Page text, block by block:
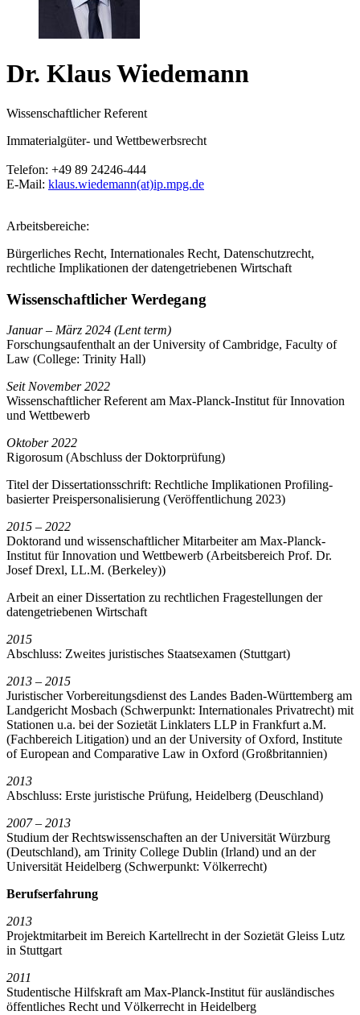
Dr. Klaus Wiedemann
Wissenschaftlicher Referent
Immaterialgüter- und Wettbewerbsrecht
Telefon: +49 89 24246-444
E-Mail: klaus.wiedemann(at)ip.mpg.de
Arbeitsbereiche:
Bürgerliches Recht, Internationales Recht, Datenschutzrecht,
rechtliche Implikationen der datengetriebenen Wirtschaft
Wissenschaftlicher Werdegang
Januar – März 2024 (Lent term)
Forschungsaufenthalt an der University of Cambridge, Faculty of
Law (College: Trinity Hall)
Seit November 2022
Wissenschaftlicher Referent am Max-Planck-Institut für Innovation
und Wettbewerb
Oktober 2022
Rigorosum (Abschluss der Doktorprüfung)
Titel der Dissertationsschrift: Rechtliche Implikationen Profiling-
basierter Preispersonalisierung (Veröffentlichung 2023)
2015 – 2022
Doktorand und wissenschaftlicher Mitarbeiter am Max-Planck-
Institut für Innovation und Wettbewerb (Arbeitsbereich Prof. Dr.
Josef Drexl, LL.M. (Berkeley))
Arbeit an einer Dissertation zu rechtlichen Fragestellungen der
datengetriebenen Wirtschaft
2015
Abschluss: Zweites juristisches Staatsexamen (Stuttgart)
2013 – 2015
Juristischer Vorbereitungsdienst des Landes Baden-Württemberg am
Landgericht Mosbach (Schwerpunkt: Internationales Privatrecht) mit
Stationen u.a. bei der Sozietät Linklaters LLP in Frankfurt a.M.
(Fachbereich Litigation) und an der University of Oxford, Institute
of European and Comparative Law in Oxford (Großbritannien)
2013
Abschluss: Erste juristische Prüfung, Heidelberg (Deuschland)
2007 – 2013
Studium der Rechtswissenschaften an der Universität Würzburg
(Deutschland), am Trinity College Dublin (Irland) und an der
Universität Heidelberg (Schwerpunkt: Völkerrecht)
Berufserfahrung
2013
Projektmitarbeit im Bereich Kartellrecht in der Sozietät Gleiss Lutz
in Stuttgart
2011
Studentische Hilfskraft am Max-Planck-Institut für ausländisches
öffentliches Recht und Völkerrecht in Heidelberg